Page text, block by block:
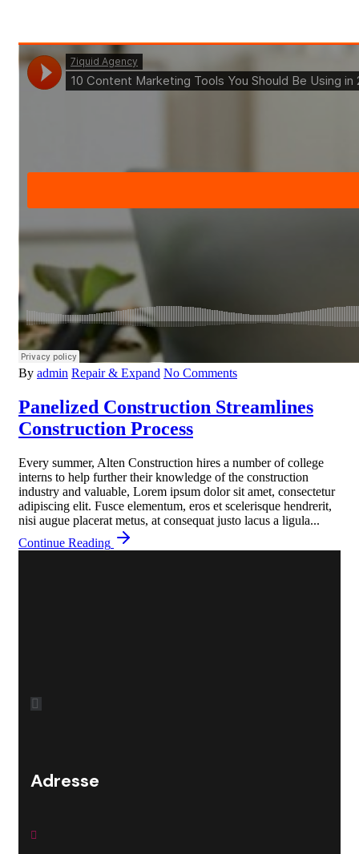
By admin Repair & Expand No Comments
Panelized Construction Streamlines
Construction Process
Every summer, Alten Construction hires a number of college
interns to help further their knowledge of the construction
industry and valuable, Lorem ipsum dolor sit amet, consectetur
adipiscing elit. Fusce elementum, eros et scelerisque hendrerit,
nisi augue placerat metus, at consequat justo lacus a ligula...
Continue Reading
Adresse